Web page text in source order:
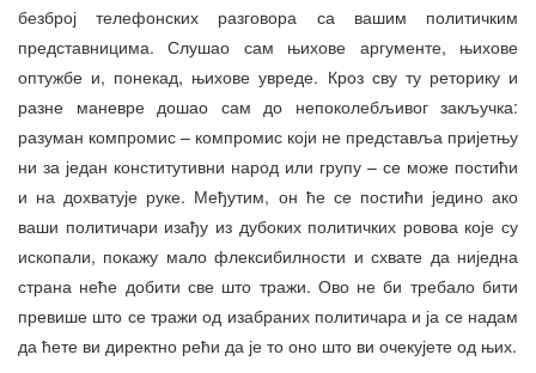
безброј телефонских разговора са вашим политичким
представницима. Слушао сам њихове аргументе, њихове
оптужбе и, понекад, њихове увреде. Кроз сву ту реторику и
разне маневре дошао сам до непоколебљивог закључка:
разуман компромис – компромис који не представља пријетњу
ни за један конститутивни народ или групу – се може постићи
и на дохватује руке. Међутим, он ће се постићи једино ако
ваши политичари изађу из дубоких политичких ровова које су
ископали, покажу мало флексибилности и схвате да ниједна
страна неће добити све што тражи. Ово не би требало бити
превише што се тражи од изабраних политичара и ја се надам
да ћете ви директно рећи да је то оно што ви очекујете од њих.